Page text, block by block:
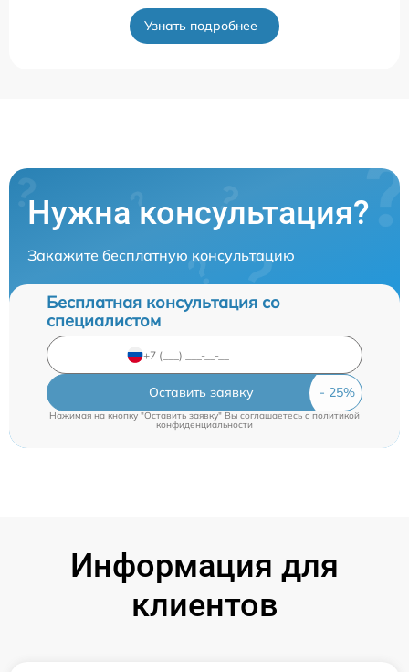
Узнать подробнее
Нужна консультация?
Закажите бесплатную консультацию
Бесплатная консультация со
специалистом
Оставить заявку
Нажимая на кнопку "Оставить заявку" Вы соглашаетесь cполитикой
конфиденциальности
Информация для
клиентов